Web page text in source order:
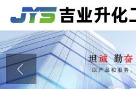
公司首页
公司介绍